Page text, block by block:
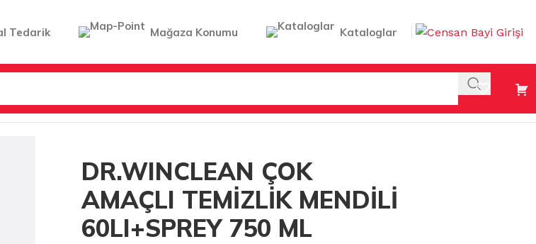
Tedarik Mağaza Konumu Kataloglar
AMAÇLI TEMİZLİK MENDİLİ 60LI+SPREY 750 ML
DR.WINCLEAN ÇOK
AMAÇLI TEMİZLİK MENDİLİ
60LI+SPREY 750 ML